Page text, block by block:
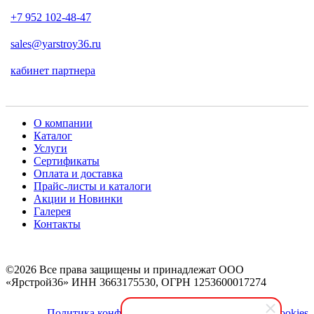
+7 952 102-48-47
sales@yarstroy36.ru
кабинет партнера
О компании
Каталог
Услуги
Сертификаты
Оплата и доставка
Прайс-листы и каталоги
Акции и Новинки
Галерея
Контакты
©2026 Все права защищены и принадлежат ООО
«Ярстрой36» ИНН 3663175530, ОГРН 1253600017274